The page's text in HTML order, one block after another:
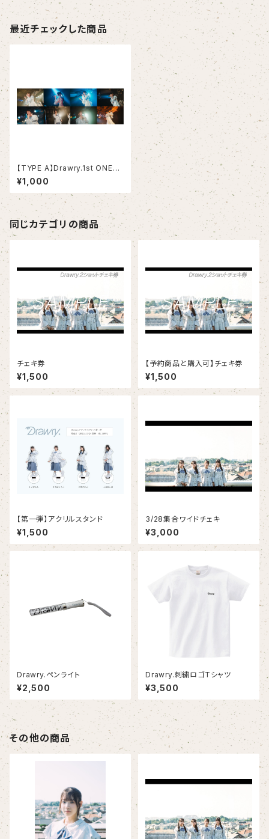
最近チェックした商品
【TYPE A】Drawry.1st ONEM
AN LIVE「I Believe」ブロマイ
ドセット【TYPE A全員分ご購入
で集合写真TYPE A ver.プレゼ
ント】
¥1,000
同じカテゴリの商品
チェキ券
¥1,500
【予約商品と購入可】チェキ券
¥1,500
【第一弾】アクリルスタンド
¥1,500
3/28集合ワイドチェキ
¥3,000
Drawry.ペンライト
¥2,500
Drawry.刺繍ロゴTシャツ
¥3,500
その他の商品